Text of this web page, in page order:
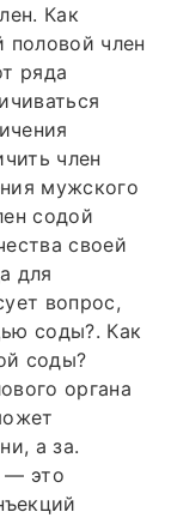
Как
половой член
ряда
член
мужского
содой
своей
для
вопрос,
соды?. Как
соды?
органа
а за.
— это